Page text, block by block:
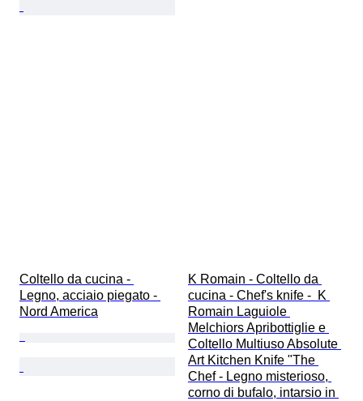
Coltello da cucina -
Legno, acciaio piegato -
Nord America
K Romain - Coltello da
cucina - Chef's knife -  K
Romain Laguiole
Melchiors Apribottiglie e
Coltello Multiuso Absolute
Art Kitchen Knife "The
Chef - Legno misterioso,
corno di bufalo, intarsio in